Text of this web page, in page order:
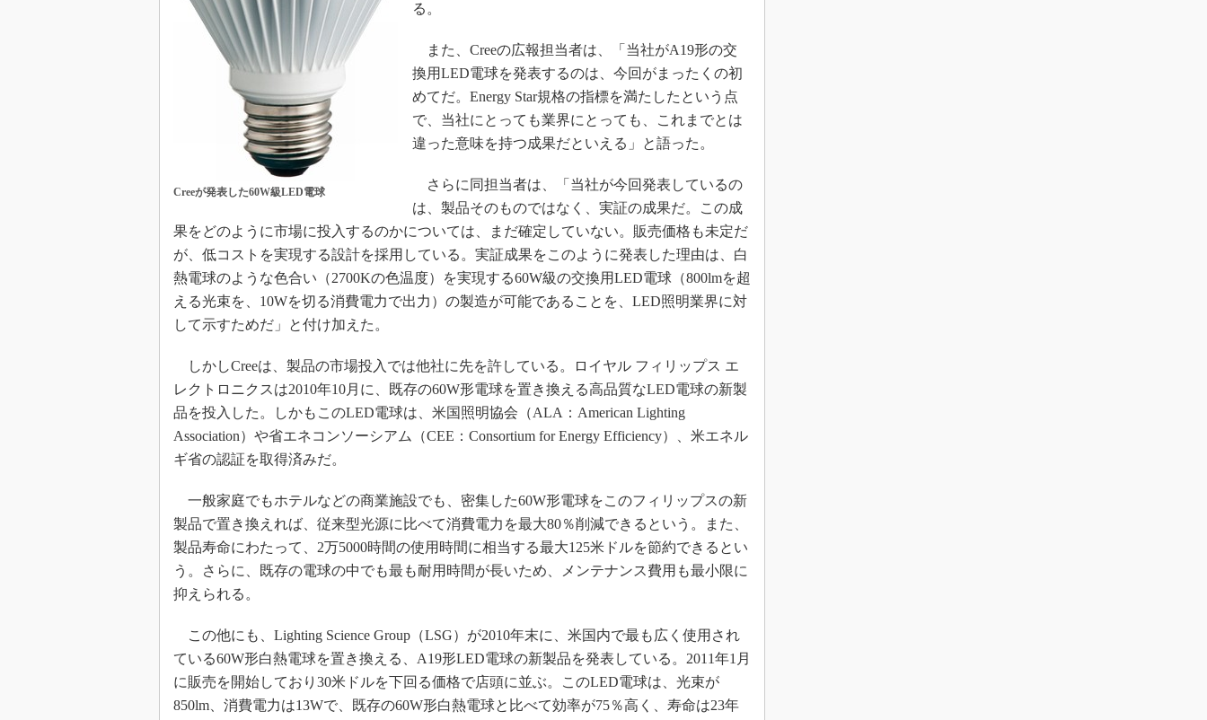
Creeが発表した60W級LED電球
る。
また、Creeの広報担当者は、「当社がA19形の交
換用LED電球を発表するのは、今回がまったくの初
めてだ。Energy Star規格の指標を満たしたという点
で、当社にとっても業界にとっても、これまでとは
違った意味を持つ成果だといえる」と語った。
さらに同担当者は、「当社が今回発表しているの
は、製品そのものではなく、実証の成果だ。この成
果をどのように市場に投入するのかについては、まだ確定していない。販売価格も未定だ
が、低コストを実現する設計を採用している。実証成果をこのように発表した理由は、白
熱電球のような色合い（2700Kの色温度）を実現する60W級の交換用LED電球（800lmを超
える光束を、10Wを切る消費電力で出力）の製造が可能であることを、LED照明業界に対
して示すためだ」と付け加えた。
しかしCreeは、製品の市場投入では他社に先を許している。ロイヤル フィリップス エ
レクトロニクスは2010年10月に、既存の60W形電球を置き換える高品質なLED電球の新製
品を投入した。しかもこのLED電球は、米国照明協会（ALA：American Lighting
Association）や省エネコンソーシアム（CEE：Consortium for Energy Efficiency）、米エネル
ギ省の認証を取得済みだ。
一般家庭でもホテルなどの商業施設でも、密集した60W形電球をこのフィリップスの新
製品で置き換えれば、従来型光源に比べて消費電力を最大80％削減できるという。また、
製品寿命にわたって、2万5000時間の使用時間に相当する最大125米ドルを節約できるとい
う。さらに、既存の電球の中でも最も耐用時間が長いため、メンテナンス費用も最小限に
抑えられる。
この他にも、Lighting Science Group（LSG）が2010年末に、米国内で最も広く使用され
ている60W形白熱電球を置き換える、A19形LED電球の新製品を発表している。2011年1月
に販売を開始しており30米ドルを下回る価格で店頭に並ぶ。このLED電球は、光束が
850lm、消費電力は13Wで、既存の60W形白熱電球と比べて効率が75％高く、寿命は23年